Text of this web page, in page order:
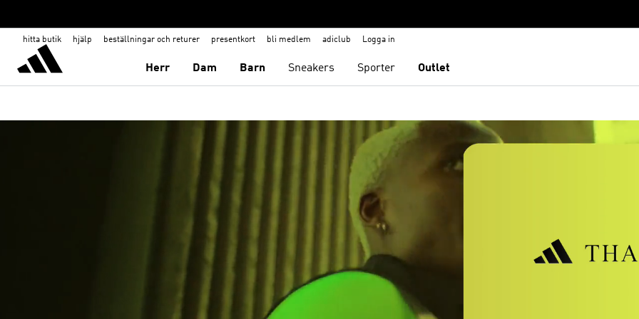
hitta butik hjälp beställningar och returer presentkort bli medlem adiclub Logga in
Herr Dam Barn Sneakers Sporter Outlet